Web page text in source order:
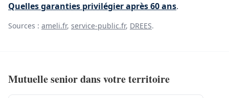
Quelles garanties privilégier après 60 ans.
Sources : ameli.fr, service-public.fr, DREES.
Mutuelle senior dans votre territoire